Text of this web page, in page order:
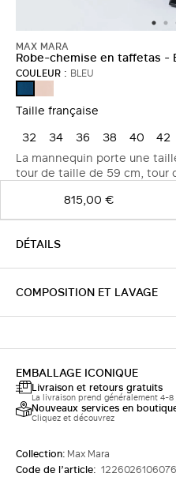
MAX MARA
Robe-chemise en taffetas -
COULEUR : BLEU
Taille française
32 34 36 38 40 42
La mannequin porte une
tour de taille de 59 cm, tour
815,00 €
DÉTAILS
COMPOSITION ET LAVAGE
EMBALLAGE ICONIQUE
Livraison et retours gratuits
La livraison prend généralement 4-
Nouveaux services en
Cliquez et découvrez
Collection: Max Mara
Code de l’article: